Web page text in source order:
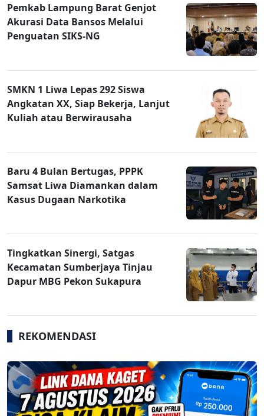
Pemkab Lampung Barat Genjot
Akurasi Data Bansos Melalui
Penguatan SIKS-NG
SMKN 1 Liwa Lepas 292 Siswa
Angkatan XX, Siap Bekerja, Lanjut
Kuliah atau Berwirausaha
Baru 4 Bulan Bertugas, PPPK
Samsat Liwa Diamankan dalam
Kasus Dugaan Narkotika
Tingkatkan Sinergi, Satgas
Kecamatan Sumberjaya Tinjau
Dapur MBG Pekon Sukapura
REKOMENDASI